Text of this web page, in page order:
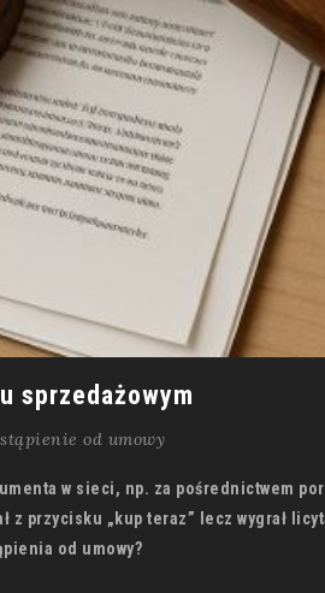
sprzedażowym
od umowy
w sieci, np. za pośrednictwem
przycisku „kup teraz” lecz wygrał
od umowy?